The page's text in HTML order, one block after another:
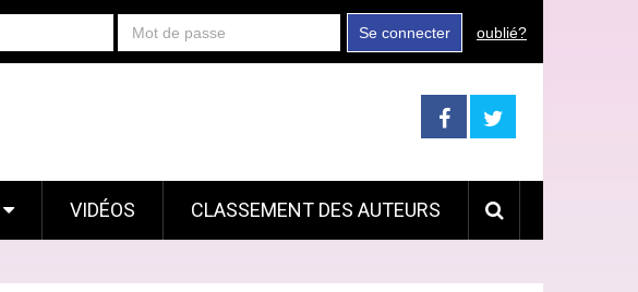
Se connecter oublié?
VIDÉOS CLASSEMENT DES AUTEURS